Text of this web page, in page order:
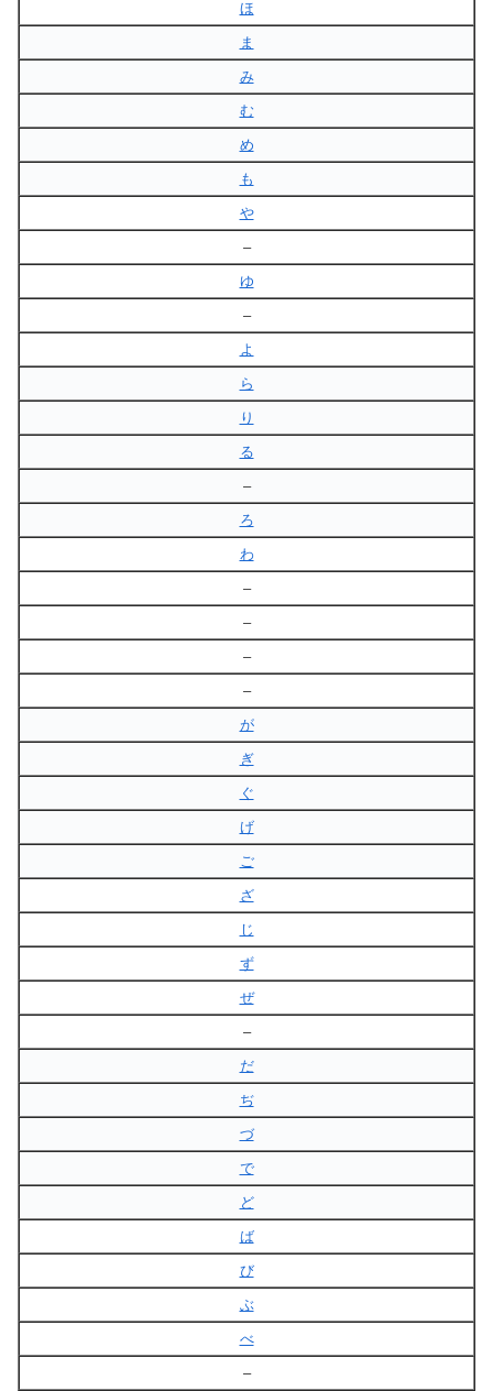
ほ
ま
み
む
め
も
や
–
ゆ
–
よ
ら
り
る
–
ろ
わ
–
–
–
–
が
ぎ
ぐ
げ
ご
ざ
じ
ず
ぜ
–
だ
ぢ
づ
で
ど
ば
び
ぶ
べ
–